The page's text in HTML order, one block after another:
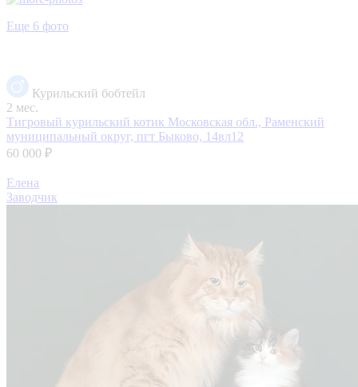
Еще 6 фото
Курильский бобтейл
2 мес.
Тигровый курильский котик Московская обл., Раменский
муниципальный округ, пгт Быково, 14вл12
60 000 ₽
Елена
Заводчик